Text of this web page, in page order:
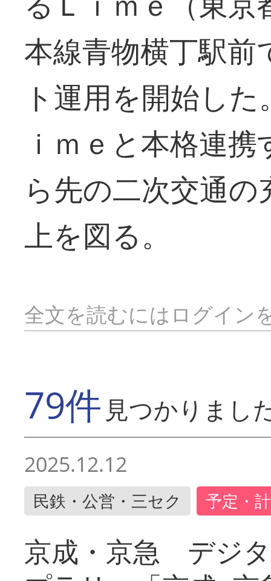
本線青物横丁駅前
ト運用を開始し
ｉｍｅと本格連
ら先の二次交通
上を図る。
全文を読むにはログイン
79件 見つかりまし
2025.12.12
民鉄・公営・三セク 予定・
京成・京急 デジ